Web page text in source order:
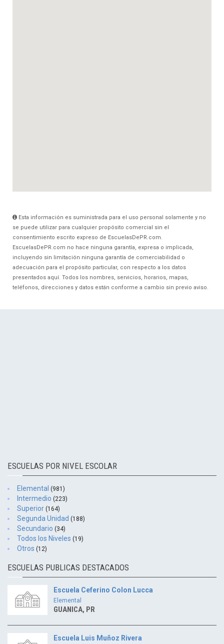
Esta información es suministrada para el uso personal solamente y no
se puede utilizar para cualquier propósito comercial sin el
consentimiento escrito expreso de EscuelasDePR.com.
EscuelasDePR.com no hace ninguna garantía, expresa o implicada,
incluyendo sin limitación ninguna garantía de comerciabilidad o
adecuación para el propósito particular, con respecto a los datos
presentados aquí. Todos los nombres, servicios, horarios, mapas,
teléfonos, direcciones y datos están conforme a cambio sin previo aviso.
ESCUELAS POR NIVEL ESCOLAR
Elemental (981)
Intermedio (223)
Superior (164)
Segunda Unidad (188)
Secundario (34)
Todos los Niveles (19)
Otros (12)
ESCUELAS PUBLICAS DESTACADOS
Escuela Ceferino Colon Lucca
Elemental
GUANICA, PR
Escuela Luis Muñoz Rivera